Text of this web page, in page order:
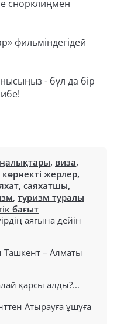
снорклиңмен
фильміндегідей
- бұл да бір
, виза,
көрнекті жерлер,
, саяхатшы,
, туризм туралы
бағыт
аяғына дейін
Ташкент – Алматы
қарсы алды?...
Атырауға ұшуға